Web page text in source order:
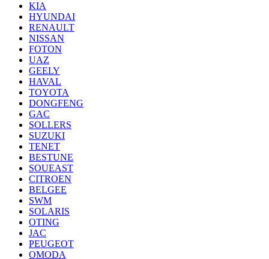
KIA
HYUNDAI
RENAULT
NISSAN
FOTON
UAZ
GEELY
HAVAL
TOYOTA
DONGFENG
GAC
SOLLERS
SUZUKI
TENET
BESTUNE
SOUEAST
CITROEN
BELGEE
SWM
SOLARIS
OTING
JAC
PEUGEOT
OMODA